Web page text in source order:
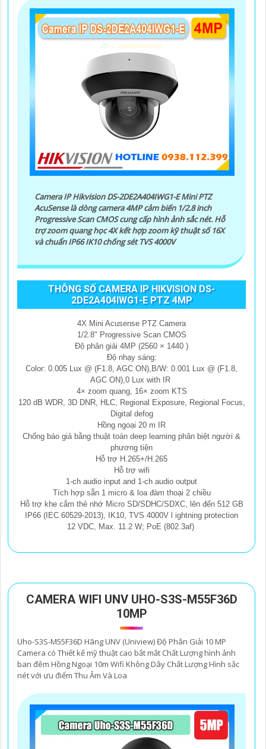
Camera IP Hikvision DS-2DE2A404IWG1-E Mini PTZ
AcuSense là dòng camera 4MP cảm biến 1/2.8 inch
Progressive Scan CMOS cung cấp hình ảnh sắc nét. Hỗ
trợ zoom quang học 4X kết hợp zoom kỹ thuật số 16X
và chuẩn IP66 IK10 chống sét TVS 4000V
THÔNG SỐ CAMERA IP HIKVISION DS-
2DE2A404IWG1-E PTZ 4MP
4X Mini Acusense PTZ Camera
1/2.8" Progressive Scan CMOS
Độ phân giải 4MP (2560 × 1440 )
Độ nhạy sáng:
Color: 0.005 Lux @ (F1.8, AGC ON),B/W: 0.001 Lux @ (F1.8,
AGC ON),0 Lux with IR
4× zoom quang, 16× zoom KTS
120 dB WDR, 3D DNR, HLC, Regional Exposure, Regional Focus,
Digital defog
Hồng ngoại 20 m IR
Chống báo giả bằng thuật toán deep learning phân biệt người &
phương tiện
Hỗ trợ H.265+/H.265
Hỗ trợ wifi
1-ch audio input and 1-ch audio output
Tích hợp sẵn 1 micro & loa đàm thoại 2 chiều
Hỗ trợ khe cắm thẻ nhớ Micro SD/SDHC/SDXC, lên đến 512 GB
IP66 (IEC 60529-2013), IK10, TVS 4000V l ightning protection
12 VDC, Max. 11.2 W; PoE (802.3af)
CAMERA WIFI UNV UHO-S3S-M55F36D
10MP
Uho-S3S-M55F36D Hãng UNV (Uniview) Độ Phân Giải 10 MP
Camera có Thiết kế mỹ thuật cao bắt mắt Chất Lượng hình ảnh
ban đêm Hồng Ngoại 10m Wifi Không Dây Chất Lượng Hình sắc
nét với ưu điểm Thu Âm Và Loa